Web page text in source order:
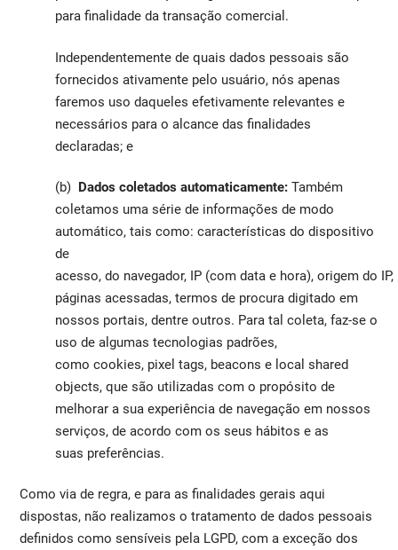
para finalidade da transação comercial.
Independentemente de quais dados pessoais são
fornecidos ativamente pelo usuário, nós apenas
faremos uso daqueles efetivamente relevantes e
necessários para o alcance das finalidades
declaradas; e
(b) Dados coletados automaticamente: Também
coletamos uma série de informações de modo
automático, tais como: características do dispositivo
de
acesso, do navegador, IP (com data e hora), origem do
páginas acessadas, termos de procura digitado em
nossos portais, dentre outros. Para tal coleta, faz-se o
uso de algumas tecnologias padrões,
como cookies, pixel tags, beacons e local shared
objects, que são utilizadas com o propósito de
melhorar a sua experiência de navegação em nossos
serviços, de acordo com os seus hábitos e as
suas preferências.
Como via de regra, e para as finalidades gerais aqui
dispostas, não realizamos o tratamento de dados pessoais
definidos como sensíveis pela LGPD, com a exceção dos